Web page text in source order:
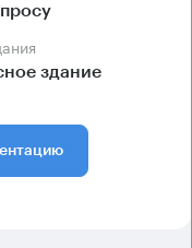
здание